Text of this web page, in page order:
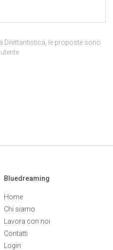
Dilettantistica, le proposte sono
Bluedreaming
Home
Chi siamo
Lavora con noi
Contatti
Login